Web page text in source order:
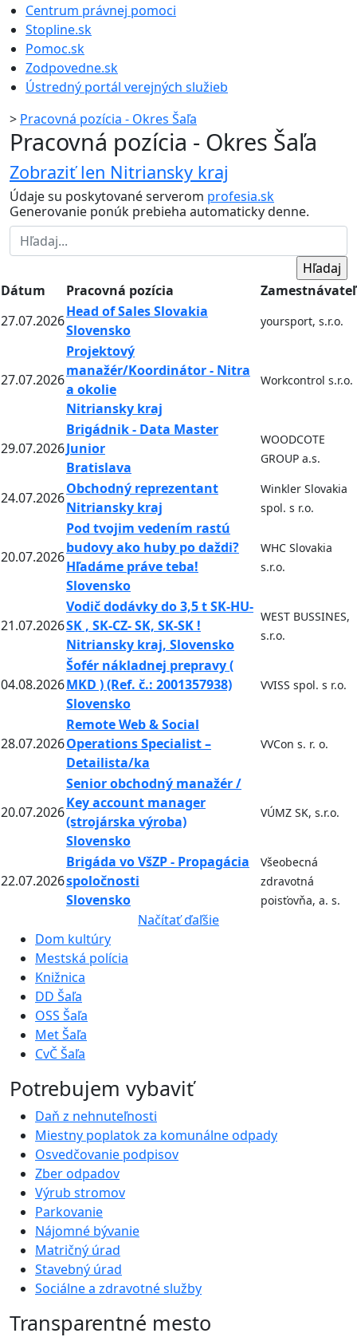
Centrum právnej pomoci
Stopline.sk
Pomoc.sk
Zodpovedne.sk
Ústredný portál verejných služieb
> Pracovná pozícia - Okres Šaľa
Pracovná pozícia - Okres Šaľa
Zobraziť len Nitriansky kraj
Údaje su poskytované serverom profesia.sk
Generovanie ponúk prebieha automaticky denne.
Dátum Pracovná pozícia
Zamestnávateľ
27.07.2026
Head of Sales Slovakia
Slovensko
yoursport, s.r.o.
27.07.2026
Projektový
manažér/Koordinátor - Nitra
a okolie
Nitriansky kraj
Workcontrol s.r.o.
29.07.2026
Brigádnik - Data Master
Junior
Bratislava
WOODCOTE
GROUP a.s.
24.07.2026
Obchodný reprezentant
Nitriansky kraj
Winkler Slovakia
spol. s r.o.
20.07.2026
Pod tvojim vedením rastú
budovy ako huby po daždi?
Hľadáme práve teba!
Slovensko
WHC Slovakia
s.r.o.
21.07.2026
Vodič dodávky do 3,5 t SK-HU-
SK , SK-CZ- SK, SK-SK !
Nitriansky kraj, Slovensko
WEST BUSSINES,
s.r.o.
04.08.2026
Šofér nákladnej prepravy (
MKD ) (Ref. č.: 2001357938)
Slovensko
VVISS spol. s r.o.
28.07.2026
Remote Web & Social
Operations Specialist –
Detailista/ka
VVCon s. r. o.
20.07.2026
Senior obchodný manažér /
Key account manager
(strojárska výroba)
Slovensko
VÚMZ SK, s.r.o.
22.07.2026
Brigáda vo VšZP - Propagácia
spoločnosti
Slovensko
Všeobecná
zdravotná
poisťovňa, a. s.
Načítať ďaľšie
Dom kultúry
Mestská polícia
Knižnica
DD Šaľa
OSS Šaľa
Met Šaľa
CvČ Šaľa
Potrebujem vybaviť
Daň z nehnuteľnosti
Miestny poplatok za komunálne odpady
Osvedčovanie podpisov
Zber odpadov
Výrub stromov
Parkovanie
Nájomné bývanie
Matričný úrad
Stavebný úrad
Sociálne a zdravotné služby
Transparentné mesto